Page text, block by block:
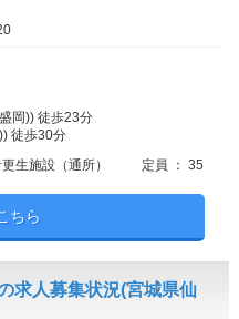
岡)) 徒歩23分
徒歩30分
生施設（通所） 定員 ： 35
ちら
求人募集状況(宮城県仙